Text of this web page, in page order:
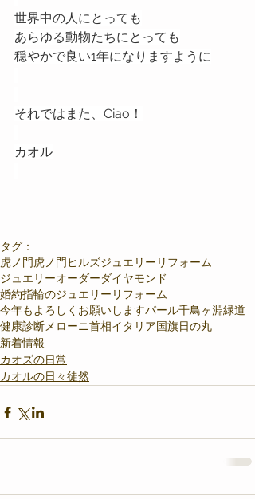
世界中の人にとっても
あらゆる動物たちにとっても
穏やかで良い1年になりますように
それではまた、Ciao！
カオル
タグ：
虎ノ門虎ノ門ヒルズジュエリーリフォーム
ジュエリーオーダーダイヤモンド
婚約指輪のジュエリーリフォーム
今年もよろしくお願いしますパール千鳥ヶ淵緑道
健康診断メローニ首相イタリア国旗日の丸
新着情報
カオズの日常
カオルの日々徒然